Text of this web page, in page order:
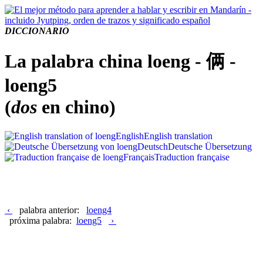
DICCIONARIO
La palabra china loeng - 俩 -
loeng5
(dos en chino)
EnglishEnglish translation
DeutschDeutsche Übersetzung
FrançaisTraduction française
‹ palabra anterior: loeng4
próxima palabra: loeng5 ›